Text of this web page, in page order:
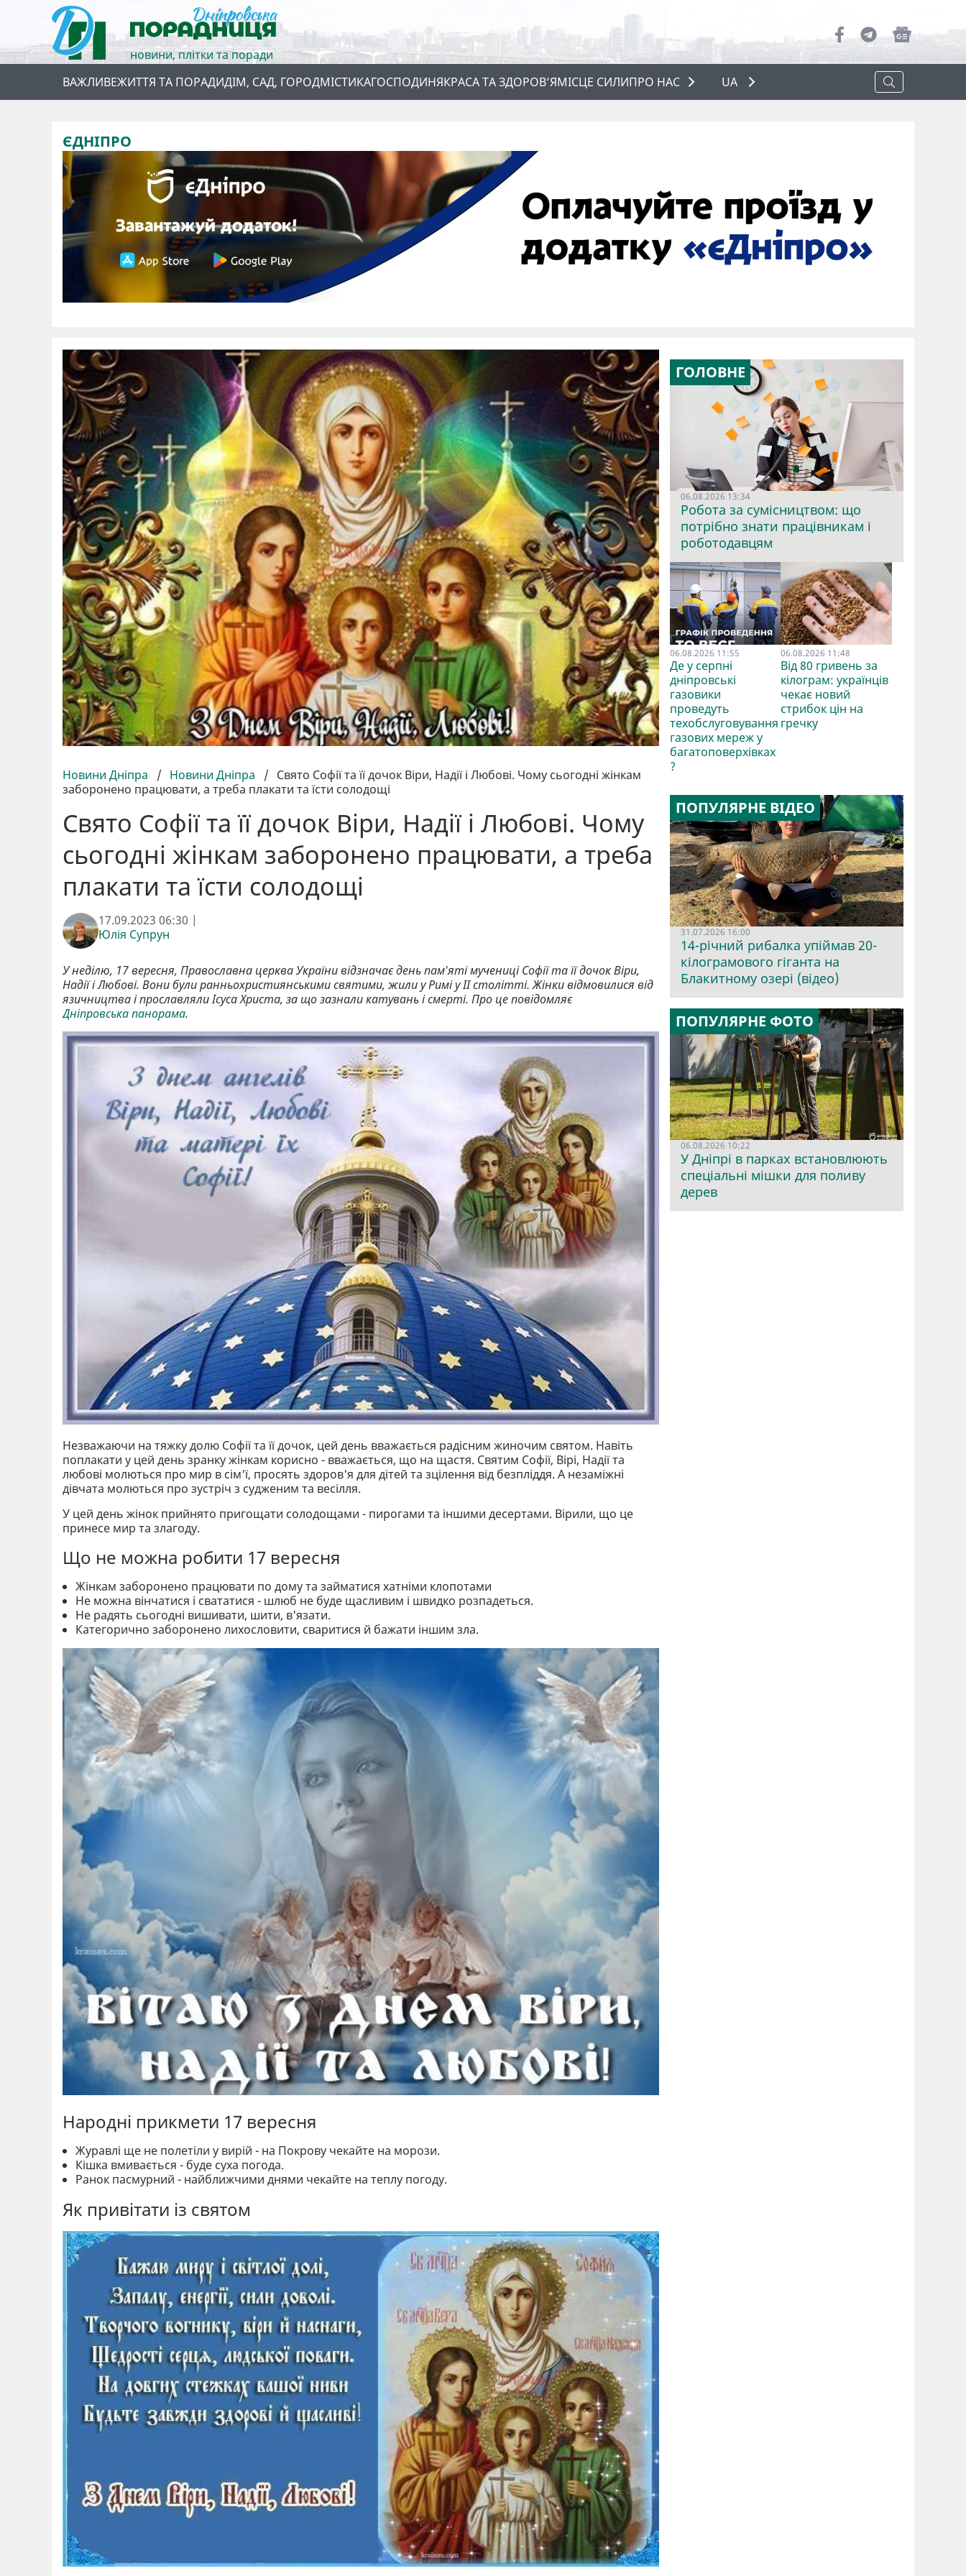
новини, плітки та поради
ВАЖЛИВЕЖИТТЯ ТА ПОРАДИДІМ, САД, ГОРОДМІСТИКАГОСПОДИНЯКРАСА ТА ЗДОРОВ’ЯМІСЦЕ СИЛИПРО НАС
ПРО НАС
UA
ЄДНІПРО
Новини Дніпра / Новини Дніпра / Свято Софії та її дочок Віри, Надії і Любові. Чому сьогодні жінкам
заборонено працювати, а треба плакати та їсти солодощі
Свято Софії та її дочок Віри, Надії і Любові. Чому
сьогодні жінкам заборонено працювати, а треба
плакати та їсти солодощі
17.09.2023 06:30 |
Юлія Супрун
У неділю, 17 вересня, Православна церква України відзначає день пам'яті мучениці Софії та її дочок Віри,
Надії і Любові. Вони були ранньохристиянськими святими, жили у Римі у II столітті. Жінки відмовилися від
язичництва і прославляли Ісуса Христа, за що зазнали катувань і смерті. Про це повідомляє
Дніпровська панорама.
Незважаючи на тяжку долю Софії та її дочок, цей день вважається радісним жиночим святом. Навіть
поплакати у цей день зранку жінкам корисно - вважається, що на щастя. Святим Софії, Вірі, Надії та
любові молються про мир в сім'ї, просять здоров'я для дітей та зцілення від безпліддя. А незаміжні
дівчата молються про зустріч з судженим та весілля.
У цей день жінок прийнято пригощати солодощами - пирогами та іншими десертами. Вірили, що це
принесе мир та злагоду.
Що не можна робити 17 вересня
Жінкам заборонено працювати по дому та займатися хатніми клопотами
Не можна вінчатися і свататися - шлюб не буде щасливим і швидко розпадеться.
Не радять сьогодні вишивати, шити, в'язати.
Категорично заборонено лихословити, сваритися й бажати іншим зла.
Народні прикмети 17 вересня
Журавлі ще не полетіли у вирій - на Покрову чекайте на морози.
Кішка вмивається - буде суха погода.
Ранок пасмурний - найближчими днями чекайте на теплу погоду.
Як привітати із святом
ГОЛОВНЕ
06.08.2026 13:34
Робота за сумісництвом: що
потрібно знати працівникам і
роботодавцям
06.08.2026 11:55
Де у серпні
дніпровські
газовики
проведуть
техобслуговування
газових мереж у
багатоповерхівках
?
06.08.2026 11:48
Від 80 гривень за
кілограм: українців
чекає новий
стрибок цін на
гречку
ПОПУЛЯРНЕ ВІДЕО
31.07.2026 16:00
14-річний рибалка упіймав 20-
кілограмового гіганта на
Блакитному озері (відео)
ПОПУЛЯРНЕ ФОТО
06.08.2026 10:22
У Дніпрі в парках встановлюють
спеціальні мішки для поливу
дерев